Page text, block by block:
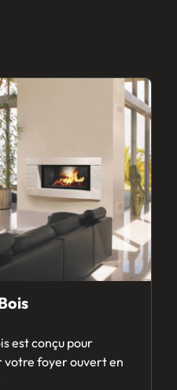
est conçu pour
foyer ouvert en